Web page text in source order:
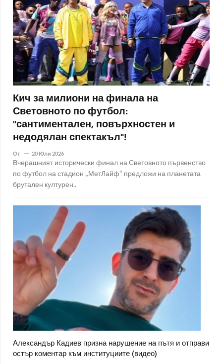
Кич за милиони на финала на
Световното по футбол:
"сантиментален, повърхностен и
недодялан спектакъл"!
От 20 Юли 2026
Вчерашният исторически финал на Световното първенство
по футбол на стадион „МетЛайф“ предложи на планетата
брутален културен..
Александър Кадиев призна нарушение на пътя и отправи
остър коментар към институциите (видео)